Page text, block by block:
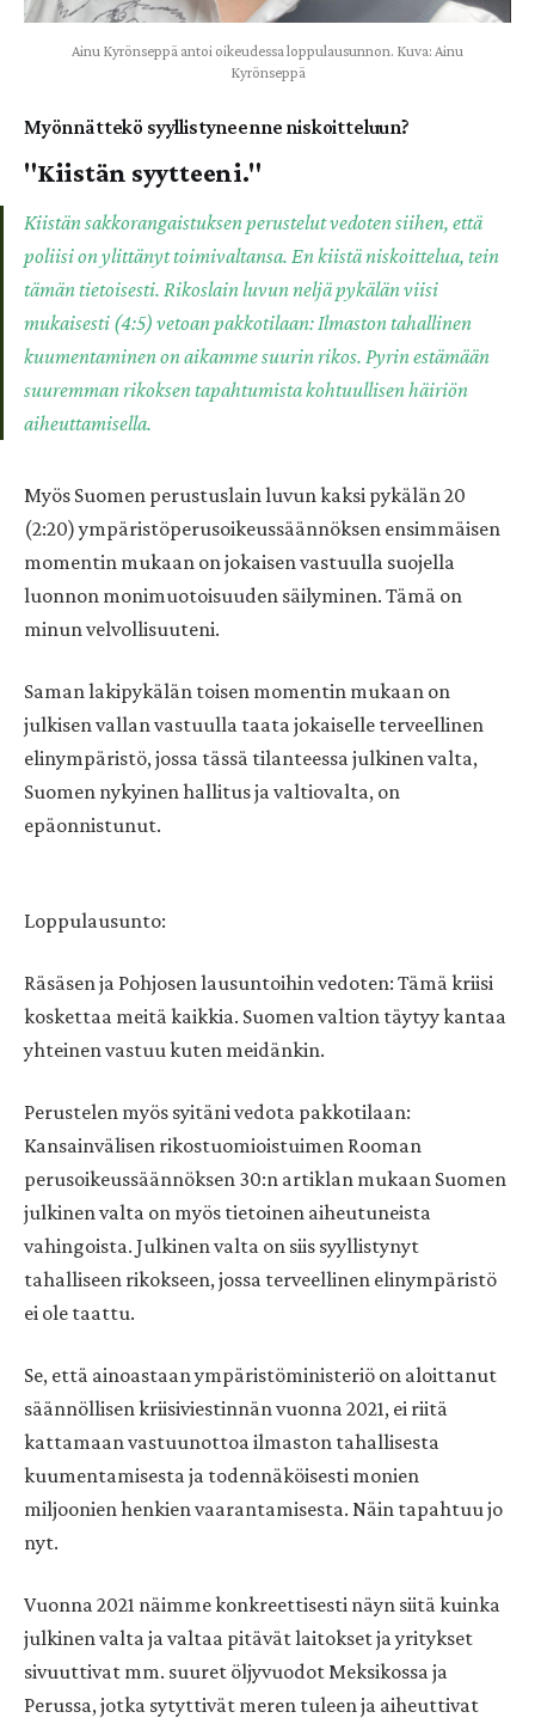
Ainu Kyrönseppä antoi oikeudessa loppulausunnon. Kuva: Ainu
Kyrönseppä
Myönnättekö syyllistyneenne niskoitteluun?
"Kiistän syytteeni."
Kiistän sakkorangaistuksen perustelut vedoten siihen, että
poliisi on ylittänyt toimivaltansa. En kiistä niskoittelua, tein
tämän tietoisesti. Rikoslain luvun neljä pykälän viisi
mukaisesti (4:5) vetoan pakkotilaan: Ilmaston tahallinen
kuumentaminen on aikamme suurin rikos. Pyrin estämään
suuremman rikoksen tapahtumista kohtuullisen häiriön
aiheuttamisella.
Myös Suomen perustuslain luvun kaksi pykälän 20
(2:20) ympäristöperusoikeussäännöksen ensimmäisen
momentin mukaan on jokaisen vastuulla suojella
luonnon monimuotoisuuden säilyminen. Tämä on
minun velvollisuuteni.
Saman lakipykälän toisen momentin mukaan on
julkisen vallan vastuulla taata jokaiselle terveellinen
elinympäristö, jossa tässä tilanteessa julkinen valta,
Suomen nykyinen hallitus ja valtiovalta, on
epäonnistunut.
Loppulausunto:
Räsäsen ja Pohjosen lausuntoihin vedoten: Tämä kriisi
koskettaa meitä kaikkia. Suomen valtion täytyy kantaa
yhteinen vastuu kuten meidänkin.
Perustelen myös syitäni vedota pakkotilaan:
Kansainvälisen rikostuomioistuimen Rooman
perusoikeussäännöksen 30:n artiklan mukaan Suomen
julkinen valta on myös tietoinen aiheutuneista
vahingoista. Julkinen valta on siis syyllistynyt
tahalliseen rikokseen, jossa terveellinen elinympäristö
ei ole taattu.
Se, että ainoastaan ympäristöministeriö on aloittanut
säännöllisen kriisiviestinnän vuonna 2021, ei riitä
kattamaan vastuunottoa ilmaston tahallisesta
kuumentamisesta ja todennäköisesti monien
miljoonien henkien vaarantamisesta. Näin tapahtuu jo
nyt.
Vuonna 2021 näimme konkreettisesti näyn siitä kuinka
julkinen valta ja valtaa pitävät laitokset ja yritykset
sivuuttivat mm. suuret öljyvuodot Meksikossa ja
Perussa, jotka sytyttivät meren tuleen ja aiheuttivat